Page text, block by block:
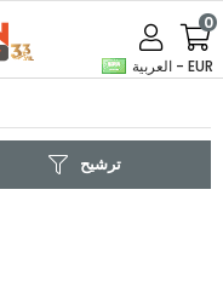
العربية - EUR
0
ترشيح